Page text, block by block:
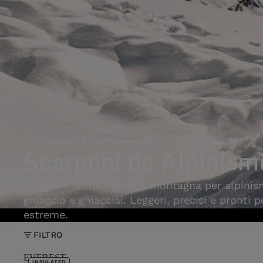
Scarponi da
Scarponi tecnici da alta montagna per
ghiaccio e ghiacciai. Leggeri, precisi e pronti
estreme.
FILTRO
EVEREST
INSULATED